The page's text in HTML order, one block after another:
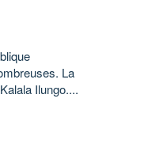
La
Ilungo....